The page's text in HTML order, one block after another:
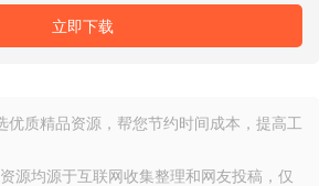
立即下载
优质精品资源，帮您节约时间成本，提高工
源均源于互联网收集整理和网友投稿，仅